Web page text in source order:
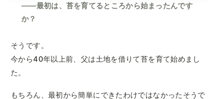
——最初は、苔を育てるところから始まったんです
か？
そうです。
今から40年以上前、父は土地を借りて苔を育て始めまし
た。
もちろん、最初から簡単にできたわけではなかったそうで